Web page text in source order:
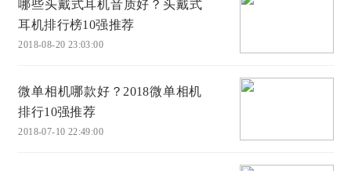
哪些头戴式耳机音质好？头戴式
耳机排行榜10强推荐
2018-08-20 23:03:00
微单相机哪款好？2018微单相机
排行10强推荐
2018-07-10 22:49:00